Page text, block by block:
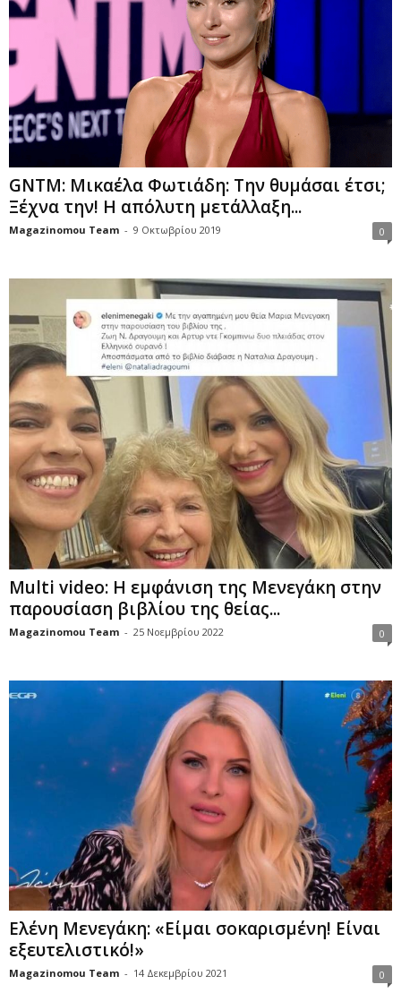
GNTM: Μικαέλα Φωτιάδη: Την θυμάσαι έτσι;
Ξέχνα την! Η απόλυτη μετάλλαξη...
Magazinomou Team - 9 Οκτωβρίου 2019 0
Multi video: Η εμφάνιση της Μενεγάκη στην
παρουσίαση βιβλίου της θείας...
Magazinomou Team - 25 Νοεμβρίου 2022 0
Ελένη Μενεγάκη: «Είμαι σοκαρισμένη! Είναι
εξευτελιστικό!»
Magazinomou Team - 14 Δεκεμβρίου 2021 0